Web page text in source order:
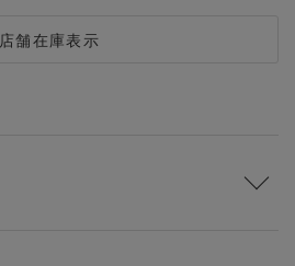
店舗在庫表示